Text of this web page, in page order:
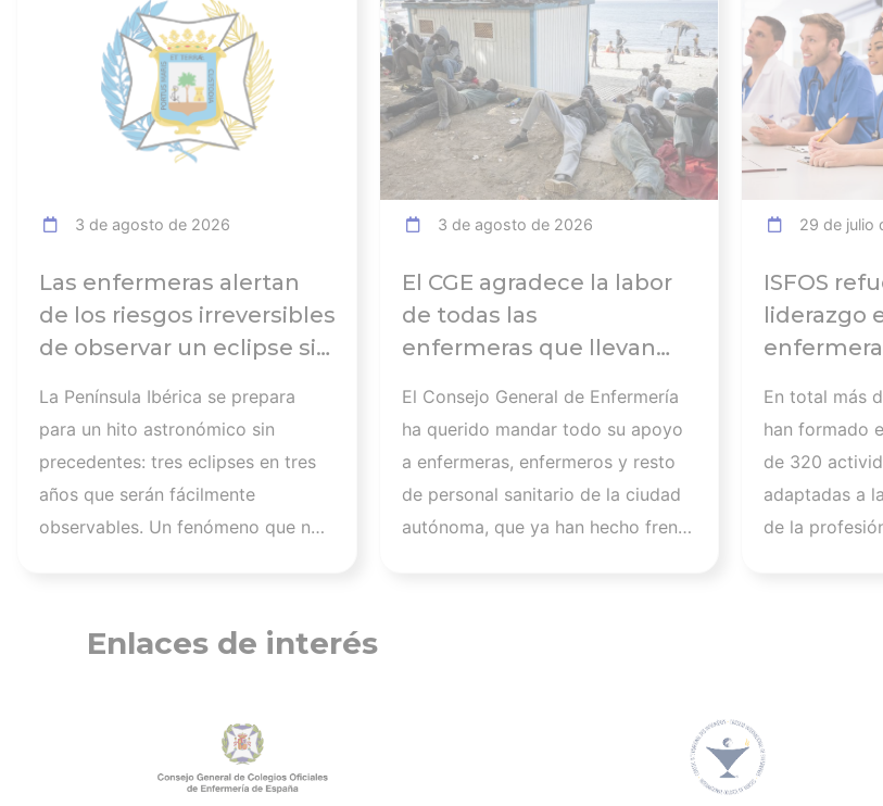
3 de agosto de 2026
Las enfermeras alertan
de los riesgos irreversibles
de observar un eclipse sin
recomendaciones: la
retinopatía solar es el
mayor de los peligros
La Península Ibérica se prepara
para un hito astronómico sin
precedentes: tres eclipses en tres
años que serán fácilmente
observables. Un fenómeno que no
de fascinante, presenta altos
riesgos de seguridad visual y la
insuperable y una lesión
irreversible. El mayor de los
peligros al asistir a un eclipse es la
3 de agosto de 2026
El CGE agradece la labor
de todas las
enfermeras que llevan
atender a
los afectados de la crisis
migratoria de Ceuta y
recuerda la importancia
de cuidar a los
El Consejo General de Enfermería
ha querido mandar todo su apoyo
a enfermeras, enfermeros y resto
de personal sanitario de la ciudad
autónoma, que ya han hecho frente
29 de julio
ISFOS
liderazgo
curso
En total más
han formado
de 320
adaptadas a
de la
formativa. “La
Enlaces de interés